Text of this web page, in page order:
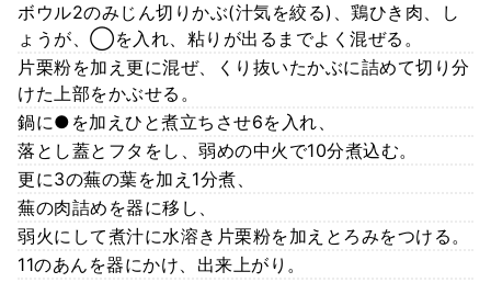
ボウル2のみじん切りかぶ(汁気を絞る)、鶏ひき肉、し
ょうが、◯を入れ、粘りが出るまでよく混ぜる。
片栗粉を加え更に混ぜ、くり抜いたかぶに詰めて切り分
けた上部をかぶせる。
鍋に●を加えひと煮立ちさせ6を入れ、
落とし蓋とフタをし、弱めの中火で10分煮込む。
更に3の蕪の葉を加え1分煮、
蕪の肉詰めを器に移し、
弱火にして煮汁に水溶き片栗粉を加えとろみをつける。
11のあんを器にかけ、出来上がり。